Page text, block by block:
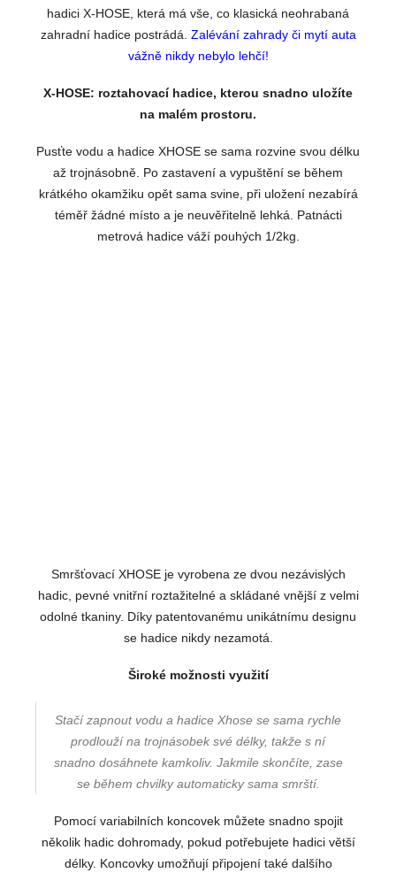
hadici X-HOSE, která má vše, co klasická neohrabaná
zahradní hadice postrádá. Zalévání zahrady či mytí auta
vážně nikdy nebylo lehčí!
X-HOSE: roztahovací hadice, kterou snadno uložíte
na malém prostoru.
Pusťte vodu a hadice XHOSE se sama rozvine svou délku
až trojnásobně. Po zastavení a vypuštění se během
krátkého okamžiku opět sama svine, při uložení nezabírá
téměř žádné místo a je neuvěřitelně lehká. Patnácti
metrová hadice váží pouhých 1/2kg.
Smršťovací XHOSE je vyrobena ze dvou nezávislých
hadic, pevné vnitřní roztažitelné a skládané vnější z velmi
odolné tkaniny. Díky patentovanému unikátnímu designu
se hadice nikdy nezamotá.
Široké možnosti využití
Stačí zapnout vodu a hadice Xhose se sama rychle
prodlouží na trojnásobek své délky, takže s ní
snadno dosáhnete kamkoliv. Jakmile skončíte, zase
se během chvilky automaticky sama smrští.
Pomocí variabilních koncovek můžete snadno spojit
několik hadic dohromady, pokud potřebujete hadici větší
délky. Koncovky umožňují připojení také dalšího